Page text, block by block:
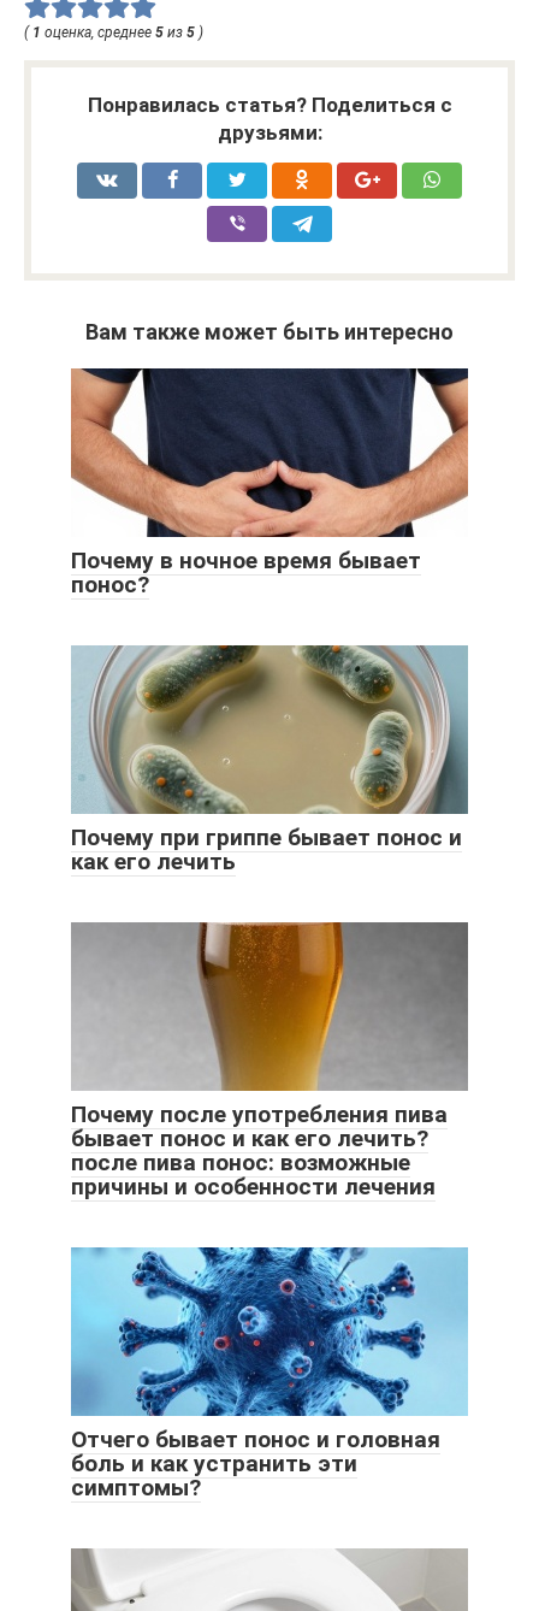
( 1 оценка, среднее 5 из 5 )
Понравилась статья? Поделиться с
друзьями:
Вам также может быть интересно
Почему в ночное время бывает
понос?
Почему при гриппе бывает понос и
как его лечить
Почему после употребления пива
бывает понос и как его лечить?
после пива понос: возможные
причины и особенности лечения
Отчего бывает понос и головная
боль и как устранить эти
симптомы?